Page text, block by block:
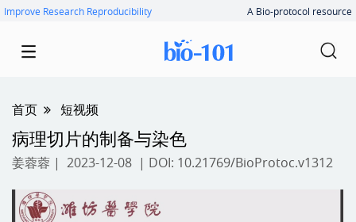
Improve Research Reproducibility A Bio-protocol resource
首页 短视频
病理切片的制备与染色
姜蓉蓉 | 2023-12-08 | DOI: 10.21769/BioProtoc.v1312